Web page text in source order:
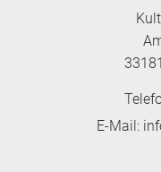
E-Mail: